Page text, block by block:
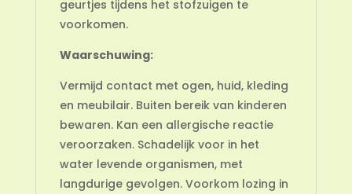
geurtjes tijdens het stofzuigen te
voorkomen.
Waarschuwing:
Vermijd contact met ogen, huid, kleding
en meubilair. Buiten bereik van kinderen
bewaren. Kan een allergische reactie
veroorzaken. Schadelijk voor in het
water levende organismen, met
langdurige gevolgen. Voorkom lozing in